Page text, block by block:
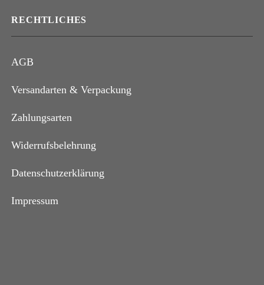
RECHTLICHES
AGB
Versandarten & Verpackung
Zahlungsarten
Widerrufsbelehrung
Datenschutzerklärung
Impressum